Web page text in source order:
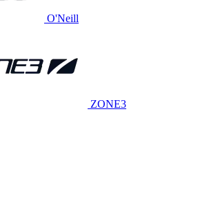
O'Neill
ZONE3